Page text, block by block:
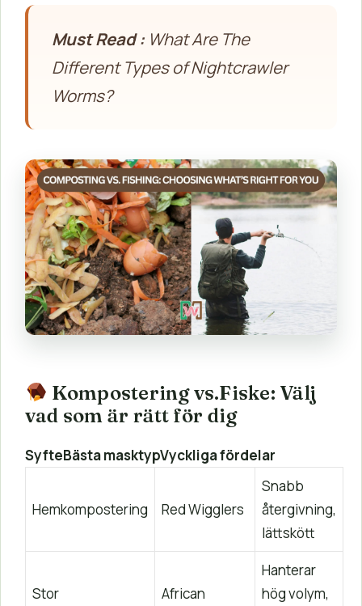
Must Read : What Are The
Different Types of Nightcrawler
Worms?
Kompostering vs.Fiske: Välj
vad som är rätt för dig
SyfteBästa masktypVyckliga fördelar
Hemkompostering Red Wigglers
Snabb
återgivning,
lättskött
Stor
African
Hanterar
hög volym,